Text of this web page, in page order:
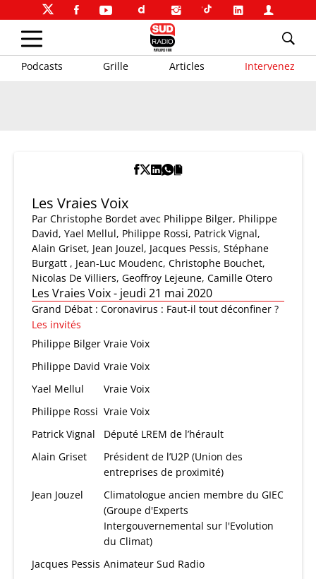
Podcasts Grille Articles Intervenez
Les Vraies Voix
Par Christophe Bordet avec Philippe Bilger, Philippe
David, Yael Mellul, Philippe Rossi, Patrick Vignal,
Alain Griset, Jean Jouzel, Jacques Pessis, Stéphane
Burgatt , Jean-Luc Moudenc, Christophe Bouchet,
Nicolas De Villiers, Geoffroy Lejeune, Camille Otero
Les Vraies Voix - jeudi 21 mai 2020
Grand Débat : Coronavirus : Faut-il tout déconfiner ?
Les invités
Philippe Bilger Vraie Voix
Philippe David Vraie Voix
Yael Mellul
Vraie Voix
Philippe Rossi Vraie Voix
Patrick Vignal
Député LREM de l’hérault
Alain Griset
Président de l’U2P (Union des
entreprises de proximité)
Jean Jouzel
Climatologue ancien membre du GIEC
(Groupe d'Experts
Intergouvernemental sur l'Evolution
du Climat)
Jacques Pessis Animateur Sud Radio